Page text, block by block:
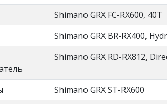
Shimano GRX FC-RX600, 40T
Shimano GRX BR-RX400,
Shimano GRX RD-RX812,
Shimano GRX ST-RX600